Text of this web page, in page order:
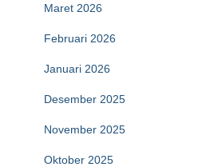
Maret 2026
Februari 2026
Januari 2026
Desember 2025
November 2025
Oktober 2025